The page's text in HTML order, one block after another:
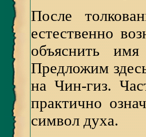
После
естественно
объяснить
Предложим
на Чин-гиз.
практично
символ духа.